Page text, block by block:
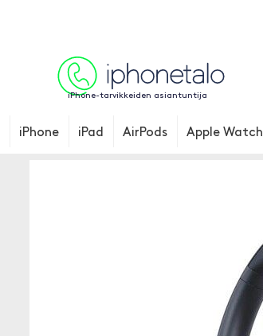
iPhone-tarvikkeiden asiantuntija
iPhone iPad AirPods Apple Watch